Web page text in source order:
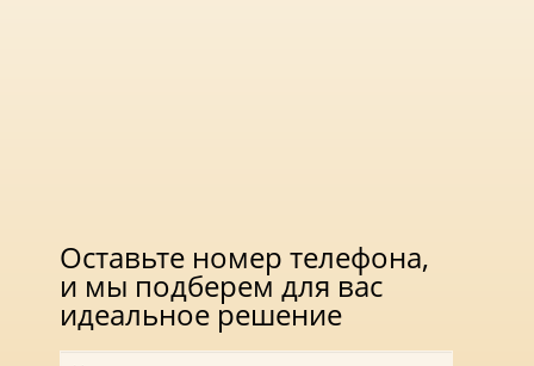
Оставьте номер телефона,
и мы подберем для вас
идеальное решение